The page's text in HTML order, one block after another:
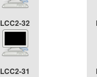
LCC2-32
LCC2-31